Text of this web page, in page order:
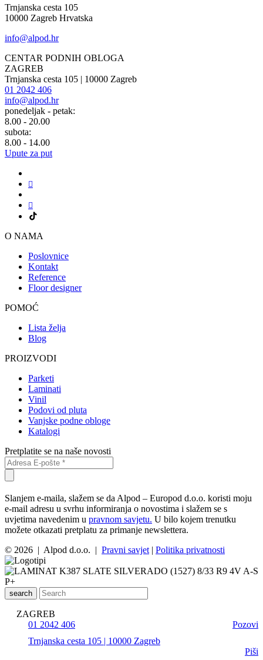
Trnjanska cesta 105
10000 Zagreb Hrvatska
info@alpod.hr
CENTAR PODNIH OBLOGA
ZAGREB
Trnjanska cesta 105 | 10000 Zagreb
01 2042 406
info@alpod.hr
ponedeljak - petak:
8.00 - 20.00
subota:
8.00 - 14.00
Upute za put
O NAMA
Poslovnice
Kontakt
Reference
Floor designer
POMOĆ
Lista želja
Blog
PROIZVODI
Parketi
Laminati
Vinil
Podovi od pluta
Vanjske podne obloge
Katalogi
Pretplatite se na naše novosti
Slanjem e-maila, slažem se da Alpod – Europod d.o.o. koristi moju
e-mail adresu u svrhu informiranja o novostima i slažem se s
uvjetima navedenim u pravnom savjetu. U bilo kojem trenutku
možete otkazati pretplatu za primanje newslettera.
© 2026 | Alpod d.o.o. | Pravni savjet | Politika privatnosti
search
ZAGREB
01 2042 406
Pozovi
Trnjanska cesta 105 | 10000 Zagreb
Piši